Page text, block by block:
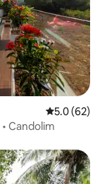
Calificación
5.0 (62)
Candolim